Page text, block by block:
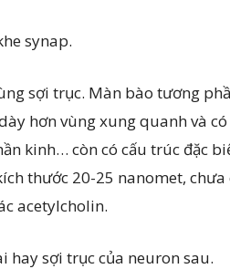
synap.
sợi trục. Màn bào tương
hơn vùng xung quanh và
kinh… còn có cấu trúc đặc
thước 20-25 nanomet, chưa
acetylcholin.
hay sợi trục của neuron sau.